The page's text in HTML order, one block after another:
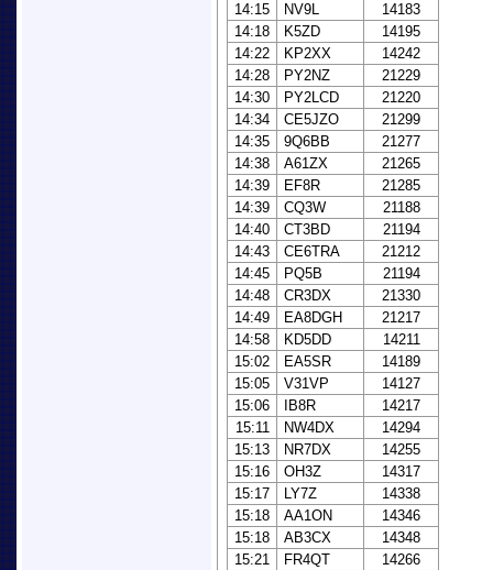
14:15
NV9L
14183
14:18
K5ZD
14195
14:22
KP2XX
14242
14:28
PY2NZ
21229
14:30
PY2LCD
21220
14:34
CE5JZO
21299
14:35
9Q6BB
21277
14:38
A61ZX
21265
14:39
EF8R
21285
14:39
CQ3W
21188
14:40
CT3BD
21194
14:43
CE6TRA
21212
14:45
PQ5B
21194
14:48
CR3DX
21330
14:49
EA8DGH
21217
14:58
KD5DD
14211
15:02
EA5SR
14189
15:05
V31VP
14127
15:06
IB8R
14217
15:11
NW4DX
14294
15:13
NR7DX
14255
15:16
OH3Z
14317
15:17
LY7Z
14338
15:18
AA1ON
14346
15:18
AB3CX
14348
15:21
FR4QT
14266